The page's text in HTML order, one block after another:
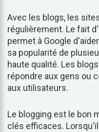
Avec les blogs, les
régulièrement. Le fait
permet à Google
sa popularité de
haute qualité. Les
répondre aux gens ou
aux utilisateurs.
Le blogging est le bon
clés efficaces.